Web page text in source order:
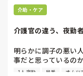
と言われました。
私の考え対応が間違
ョン組めますよね。
介助・ケア
介護官の違う、夜勤
明らかに調子の悪い
事だと思っているの
スタッフがいます。
1人夜勤 早番 オムツ